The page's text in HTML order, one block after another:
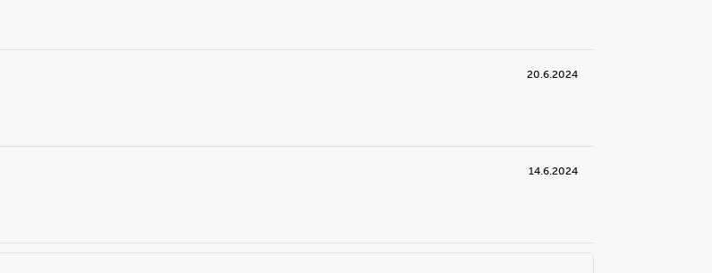
20.6.2024
14.6.2024